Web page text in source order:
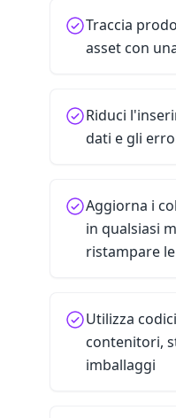
Traccia
asset con
Riduci
dati e gli
Aggiorna i
in qualsiasi
ristampare
Utilizza
contenitori,
imballaggi